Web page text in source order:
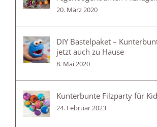
20. März 2020
DIY Bastelpaket –
jetzt auch zu Hause
8. Mai 2020
Kunterbunte Filzparty für
24. Februar 2023